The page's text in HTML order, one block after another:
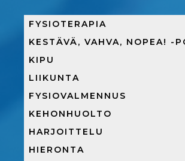
FYSIOTERAPIA
KESTÄVÄ, VAHVA, NOPEA! -
KIPU
LIIKUNTA
FYSIOVALMENNUS
KEHONHUOLTO
HARJOITTELU
HIERONTA